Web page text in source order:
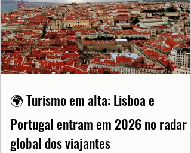
🌍 Turismo em alta: Lisboa e
Portugal entram em 2026 no radar
global dos viajantes